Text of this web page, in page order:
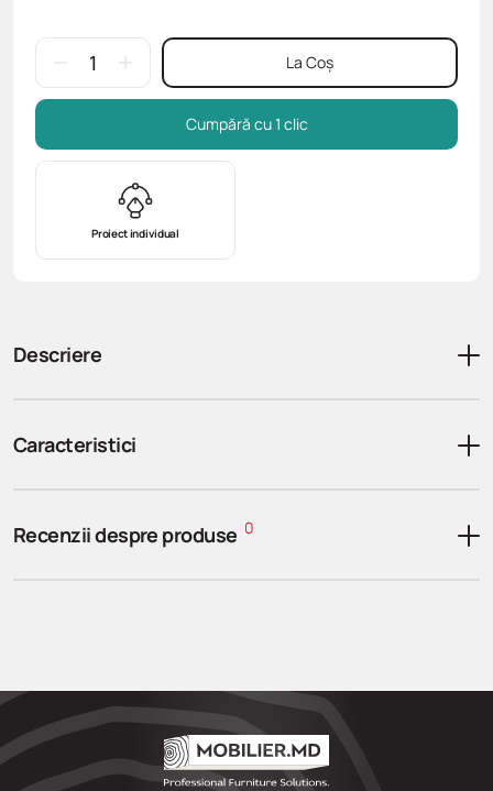
Proiect individual
La Coș
Cumpără cu 1 clic
Descriere
Caracteristici
Recenzii despre produse 0